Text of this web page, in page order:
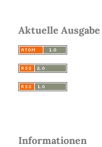
Aktuelle Ausgabe
Informationen